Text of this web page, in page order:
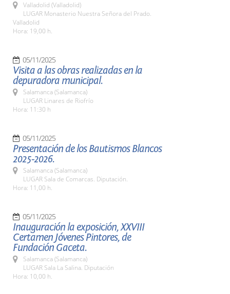
Valladolid (Valladolid)
LUGAR Monasterio Nuestra Señora del Prado.
Valladolid
Hora: 19,00 h.
05/11/2025
Visita a las obras realizadas en la
depuradora municipal.
Salamanca (Salamanca)
LUGAR Linares de Riofrío
Hora: 11:30 h
05/11/2025
Presentación de los Bautismos Blancos
2025-2026.
Salamanca (Salamanca)
LUGAR Sala de Comarcas. Diputación.
Hora: 11,00 h.
05/11/2025
Inauguración la exposición, XXVIII
Certamen Jóvenes Pintores, de
Fundación Gaceta.
Salamanca (Salamanca)
LUGAR Sala La Salina. Diputación
Hora: 10,00 h.